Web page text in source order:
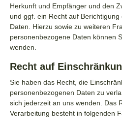
Herkunft und Empfänger und den
und ggf. ein Recht auf
Daten. Hierzu sowie zu weiteren
personenbezogene Daten können
wenden.
Recht auf
Sie haben das Recht, die
personenbezogenen Daten zu
sich jederzeit an uns wenden. Das
Verarbeitung besteht in folgenden